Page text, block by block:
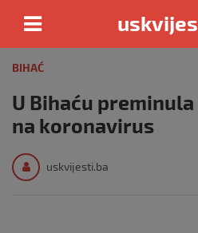
content
BIHAĆ
U Bihaću
na koronavirus
uskvijesti.ba